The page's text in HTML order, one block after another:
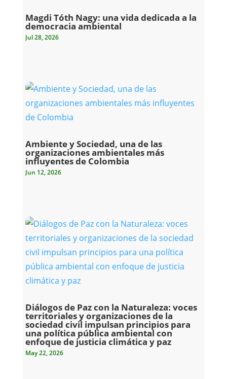
Magdi Tóth Nagy: una vida dedicada a la
democracia ambiental
Jul 28, 2026
Ambiente y Sociedad, una de las
organizaciones ambientales más
influyentes de Colombia
Jun 12, 2026
Diálogos de Paz con la Naturaleza: voces
territoriales y organizaciones de la
sociedad civil impulsan principios para
una política pública ambiental con
enfoque de justicia climática y paz
May 22, 2026